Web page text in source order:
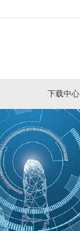
下载中心